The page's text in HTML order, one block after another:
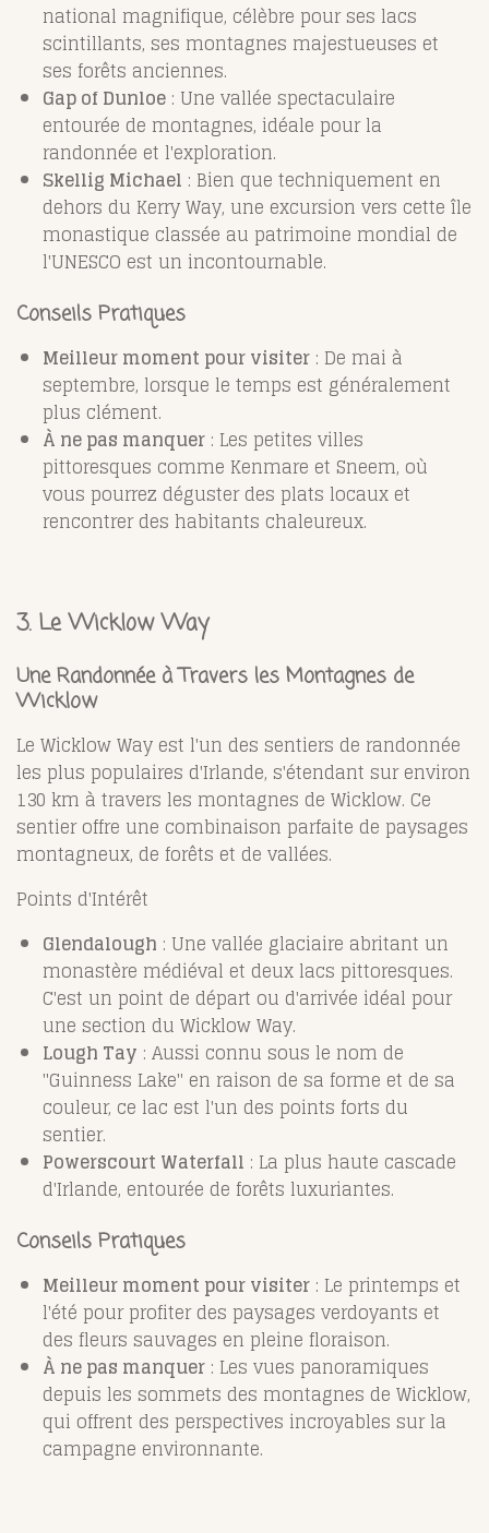
national magnifique, célèbre pour ses lacs
scintillants, ses montagnes majestueuses et
ses forêts anciennes.
Gap of Dunloe : Une vallée spectaculaire
entourée de montagnes, idéale pour la
randonnée et l'exploration.
Skellig Michael : Bien que techniquement en
dehors du Kerry Way, une excursion vers cette île
monastique classée au patrimoine mondial de
l'UNESCO est un incontournable.
Conseils Pratiques
Meilleur moment pour visiter : De mai à
septembre, lorsque le temps est généralement
plus clément.
À ne pas manquer : Les petites villes
pittoresques comme Kenmare et Sneem, où
vous pourrez déguster des plats locaux et
rencontrer des habitants chaleureux.
3. Le Wicklow Way
Une Randonnée à Travers les Montagnes de
Wicklow
Le Wicklow Way est l'un des sentiers de randonnée
les plus populaires d'Irlande, s'étendant sur environ
130 km à travers les montagnes de Wicklow. Ce
sentier offre une combinaison parfaite de paysages
montagneux, de forêts et de vallées.
Points d'Intérêt
Glendalough : Une vallée glaciaire abritant un
monastère médiéval et deux lacs pittoresques.
C'est un point de départ ou d'arrivée idéal pour
une section du Wicklow Way.
Lough Tay : Aussi connu sous le nom de
"Guinness Lake" en raison de sa forme et de sa
couleur, ce lac est l'un des points forts du
sentier.
Powerscourt Waterfall : La plus haute cascade
d'Irlande, entourée de forêts luxuriantes.
Conseils Pratiques
Meilleur moment pour visiter : Le printemps et
l'été pour profiter des paysages verdoyants et
des fleurs sauvages en pleine floraison.
À ne pas manquer : Les vues panoramiques
depuis les sommets des montagnes de Wicklow,
qui offrent des perspectives incroyables sur la
campagne environnante.